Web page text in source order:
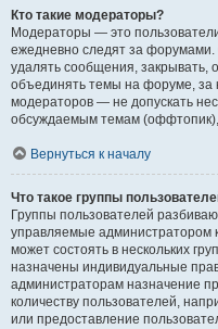
Кто такие модераторы?
Модераторы — это
ежедневно следят за
удалять сообщения, закрывать,
объединять темы на форуме, за
модераторов — не допускать
обсуждаемым темам (оффтопик),
Вернуться к началу
Что такое группы
Группы пользователей
управляемые администратором
может состоять в нескольких
назначены индивидуальные
администраторам назначение
количеству пользователей,
или предоставление